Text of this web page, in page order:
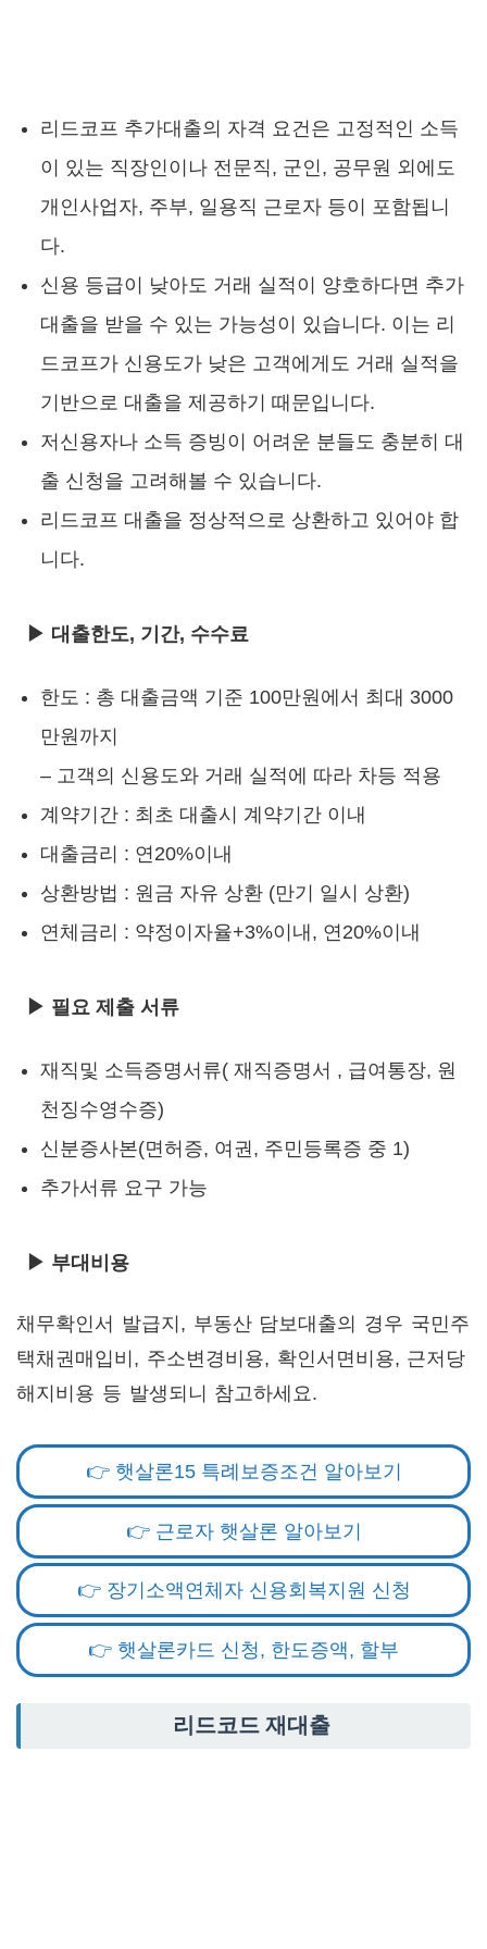
리드코프 추가대출의 자격 요건은 고정적인 소득
이 있는 직장인이나 전문직, 군인, 공무원 외에도
개인사업자, 주부, 일용직 근로자 등이 포함됩니
다.
신용 등급이 낮아도 거래 실적이 양호하다면 추가
대출을 받을 수 있는 가능성이 있습니다. 이는 리
드코프가 신용도가 낮은 고객에게도 거래 실적을
기반으로 대출을 제공하기 때문입니다.
저신용자나 소득 증빙이 어려운 분들도 충분히 대
출 신청을 고려해볼 수 있습니다.
리드코프 대출을 정상적으로 상환하고 있어야 합
니다.
▶ 대출한도, 기간, 수수료
한도 : 총 대출금액 기준 100만원에서 최대 3000
만원까지
– 고객의 신용도와 거래 실적에 따라 차등 적용
계약기간 : 최초 대출시 계약기간 이내
대출금리 : 연20%이내
상환방법 : 원금 자유 상환 (만기 일시 상환)
연체금리 : 약정이자율+3%이내, 연20%이내
▶ 필요 제출 서류
재직및 소득증명서류( 재직증명서 , 급여통장, 원
천징수영수증)
신분증사본(면허증, 여권, 주민등록증 중 1)
추가서류 요구 가능
▶ 부대비용
채무확인서 발급지, 부동산 담보대출의 경우 국민주
택채권매입비, 주소변경비용, 확인서면비용, 근저당
해지비용 등 발생되니 참고하세요.
👉 햇살론15 특례보증조건 알아보기
👉 근로자 햇살론 알아보기
👉 장기소액연체자 신용회복지원 신청
👉 햇살론카드 신청, 한도증액, 할부
리드코드 재대출